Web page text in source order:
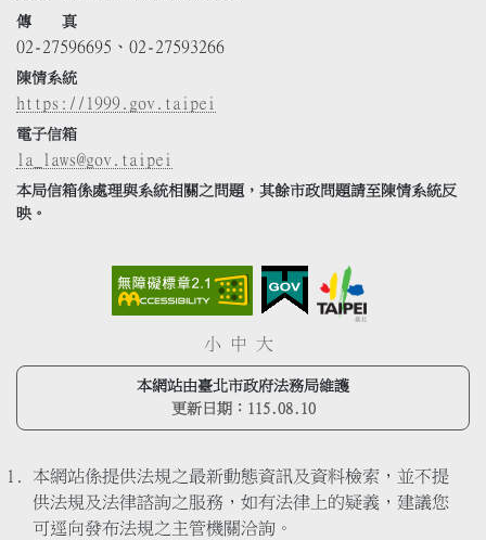
傳 真
02-27596695、02-27593266
陳情系統
https://1999.gov.taipei
電子信箱
la_laws@gov.taipei
本局信箱係處理與系統相關之問題，其餘市政問題請至陳情系統反
映。
小 中 大
本網站由臺北市政府法務局維護
更新日期： 115.08.10
本網站係提供法規之最新動態資訊及資料檢索，並不提
供法規及法律諮詢之服務，如有法律上的疑義，建議您
可逕向發布法規之主管機關洽詢。